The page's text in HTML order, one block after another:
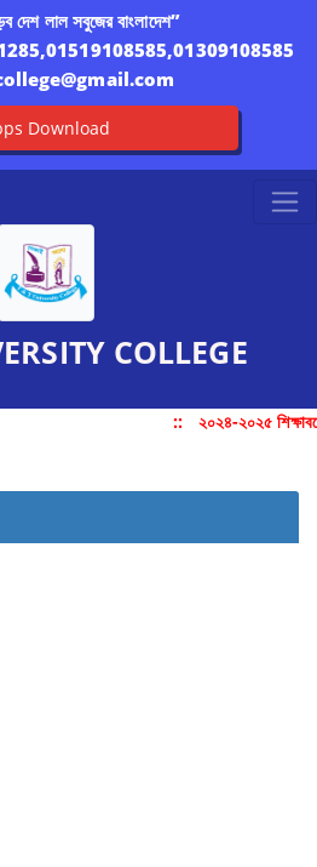
দেশ লাল সবুজের বাংলাদেশ”
Download
COLLEGE
:: ২০২৪-২০২৫